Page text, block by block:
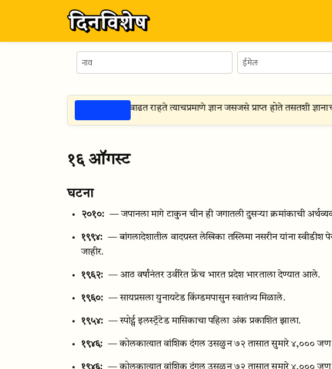
संपत्तीची लालसा ज्याप्रमाणे सतत वाढत राहते त्याचप्रमाणे ज्ञान जसजसे प्राप्त होते तसतशी ज्ञानाची
१६ ऑगस्ट
घटना
२०१०: — जपानला मागे टाकुन चीन ही जगातली दुसऱ्या क्रमांकाची
१९९४: — बांगलादेशातील वादग्रस्त लेखिका तस्लिमा नसरीन यांना स्वीडीश
जाहीर.
१९६२: — आठ वर्षांनंतर उर्वरित फ्रेंच भारत प्रदेश भारताला देण्यात आले.
१९६०: — सायप्रसला युनायटेड किंग्डमपासुन स्वातंत्र्य मिळाले.
१९५४: — स्पोर्ट्स इलस्ट्रॅटेड मासिकाचा पहिला अंक प्रकाशित झाला.
१९४६: — कोलकात्यात वांशिक दंगल उसळुन ७२ तासात सुमारे ४,००० जण